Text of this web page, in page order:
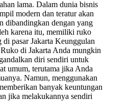
lama. Dalam dunia bisnis
modern dan teratur akan
dibandingkan dengan yang
karena itu, memiliki ruko
di pasar Jakarta Keunggulan
di Jakarta Anda mungkin
diri sendiri untuk
umum, terutama jika Anda
Namun, menggunakan
banyak keuntungan
jika melakukannya sendiri